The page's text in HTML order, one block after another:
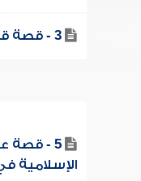
3 - قصة قتل فرعون هذه الأمة
5 - قصة
الإسلامية